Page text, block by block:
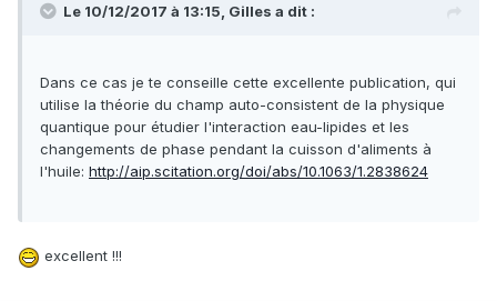
Le 10/12/2017 à 13:15, Gilles a dit :
Dans ce cas je te conseille cette excellente publication, qui
utilise la théorie du champ auto-consistent de la physique
quantique pour étudier l'interaction eau-lipides et les
changements de phase pendant la cuisson d'aliments à
l'huile: http://aip.scitation.org/doi/abs/10.1063/1.2838624
excellent !!!